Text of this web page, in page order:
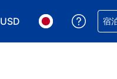
USD
表示通貨を選択. 現在選択
言語を選択. 現在
予約
宿